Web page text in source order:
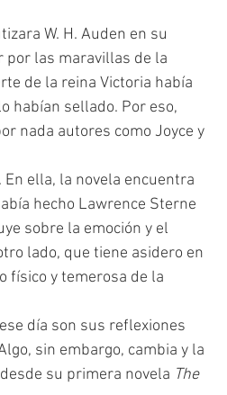
por las maravillas de la
de la reina Victoria había
habían sellado. Por eso,
nada autores como Joyce y
hecho Lawrence Sterne
sobre la emoción y el
lado, que tiene asidero en
físico y temerosa de la
día son sus reflexiones
sin embargo, cambia y la
su primera novela The